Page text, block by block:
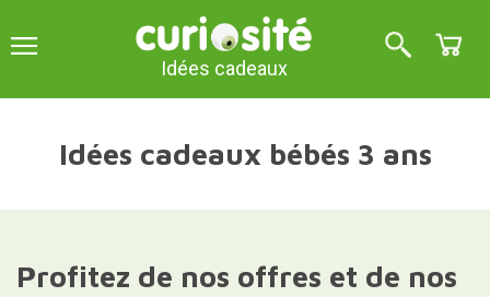
Idées cadeaux
Idées cadeaux bébés 3 ans
Profitez de nos offres et de nos